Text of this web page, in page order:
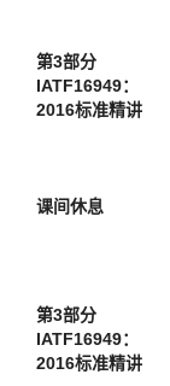
第3部分
IATF16949：
2016标准精讲
课间休息
第3部分
IATF16949：
2016标准精讲